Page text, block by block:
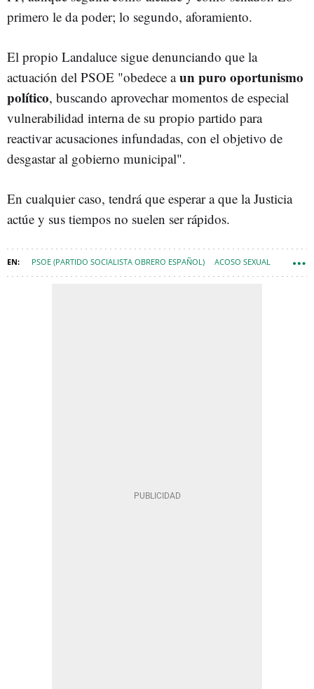
primero le da poder; lo segundo, aforamiento.
El propio Landaluce sigue denunciando que la
actuación del PSOE "obedece aun puro oportunismo
político, buscando aprovechar momentos de especial
vulnerabilidad interna de su propio partido para
reactivar acusaciones infundadas, con el objetivo de
desgastar al gobierno municipal".
En cualquier caso, tendrá que esperar a que la Justicia
actúe y sus tiempos no suelen ser rápidos.
PSOE (PARTIDO SOCIALISTA OBRERO ESPAÑOL) ACOSO SEXUAL